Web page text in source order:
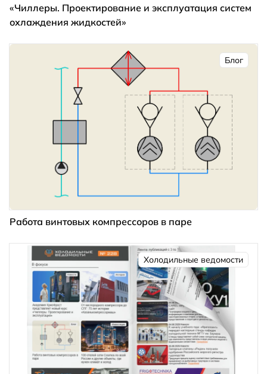
«Чиллеры. Проектирование и эксплуатация систем
охлаждения жидкостей»
Блог
Работа винтовых компрессоров в паре
Холодильные ведомости